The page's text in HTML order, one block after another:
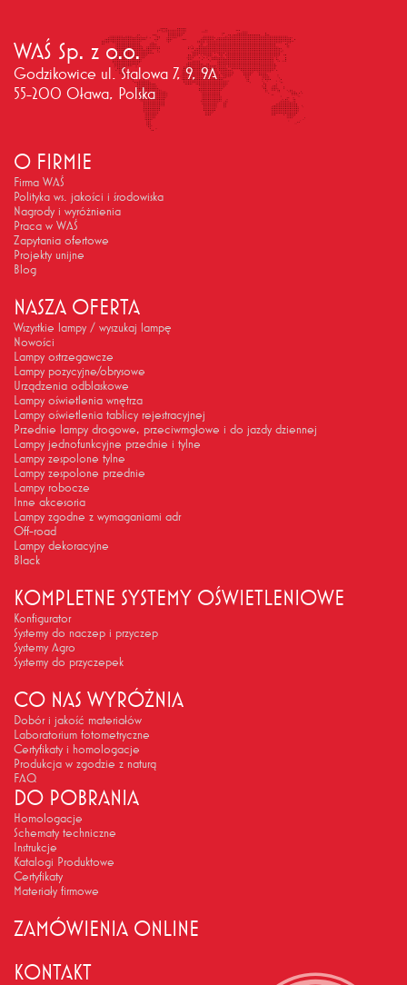
WAŚ Sp. z o.o.
Godzikowice ul. Stalowa 7, 9, 9A
55-200 Oława, Polska
O FIRMIE
Firma WAŚ
Polityka ws. jakości i środowiska
Nagrody i wyróżnienia
Praca w WAŚ
Zapytania ofertowe
Projekty unijne
Blog
NASZA OFERTA
Wszystkie lampy / wyszukaj lampę
Nowości
Lampy ostrzegawcze
Lampy pozycyjne/obrysowe
Urządzenia odblaskowe
Lampy oświetlenia wnętrza
Lampy oświetlenia tablicy rejestracyjnej
Przednie lampy drogowe, przeciwmgłowe i do jazdy dziennej
Lampy jednofunkcyjne przednie i tylne
Lampy zespolone tylne
Lampy zespolone przednie
Lampy robocze
Inne akcesoria
Lampy zgodne z wymaganiami adr
Off-road
Lampy dekoracyjne
Black
KOMPLETNE SYSTEMY OŚWIETLENIOWE
Konfigurator
Systemy do naczep i przyczep
Systemy Agro
Systemy do przyczepek
CO NAS WYRÓŻNIA
Dobór i jakość materiałów
Laboratorium fotometryczne
Certyfikaty i homologacje
Produkcja w zgodzie z naturą
FAQ
DO POBRANIA
Homologacje
Schematy techniczne
Instrukcje
Katalogi Produktowe
Certyfikaty
Materiały firmowe
ZAMÓWIENIA ONLINE
KONTAKT